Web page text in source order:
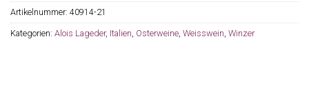
Artikelnummer: 40914-21
Kategorien: Alois Lageder, Italien Osterweine Weisswein Winzer